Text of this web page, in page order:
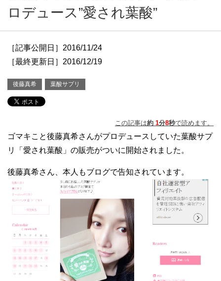
ロデュース”愛され葉酸”
［記事公開日］2016/11/24
［最終更新日］2016/12/19
後藤真希 葉酸サプリ
この記事は約 1分8秒で読めます。
ゴマキこと後藤真希さんがプロデュースしていた葉酸サプ
リ「愛され葉酸」の販売がついに開始されました。
後藤真希さん、本人もブログで告知されています。